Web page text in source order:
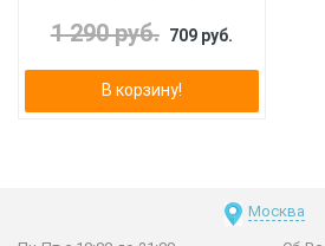
1 290 руб. 709 руб.
В корзину!
Москва